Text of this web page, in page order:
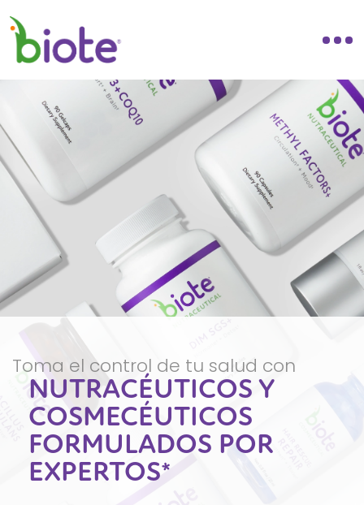
Toma el control de tu salud con
NUTRACÉUTICOS Y
COSMECÉUTICOS
FORMULADOS POR
EXPERTOS*